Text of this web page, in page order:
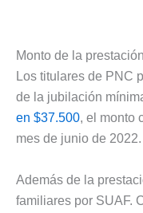
Monto de la prestación
Los titulares de PNC
de la jubilación
en $37.500, el monto
mes de junio de 2022.
Además de la
familiares por SUAF.